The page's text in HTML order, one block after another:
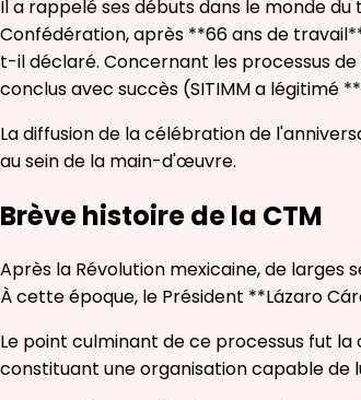
Il a rappelé ses débuts dans le monde
Confédération, après **66 ans de
t-il déclaré. Concernant les processus
conclus avec succès (SITIMM a légitimé
La diffusion de la célébration de
au sein de la main-d'œuvre.
Brève histoire de la CTM
Après la Révolution mexicaine, de
À cette époque, le Président **Lázaro
Le point culminant de ce processus fut
constituant une organisation capable de